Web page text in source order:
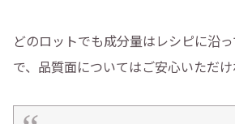
どのロットでも成分量はレシピに沿
で、品質面についてはご安心いただけ